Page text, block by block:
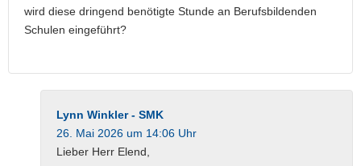
wird diese dringend benötigte Stunde an Berufsbildenden
Schulen eingeführt?
Lynn Winkler - SMK
26. Mai 2026 um 14:06 Uhr
Lieber Herr Elend,